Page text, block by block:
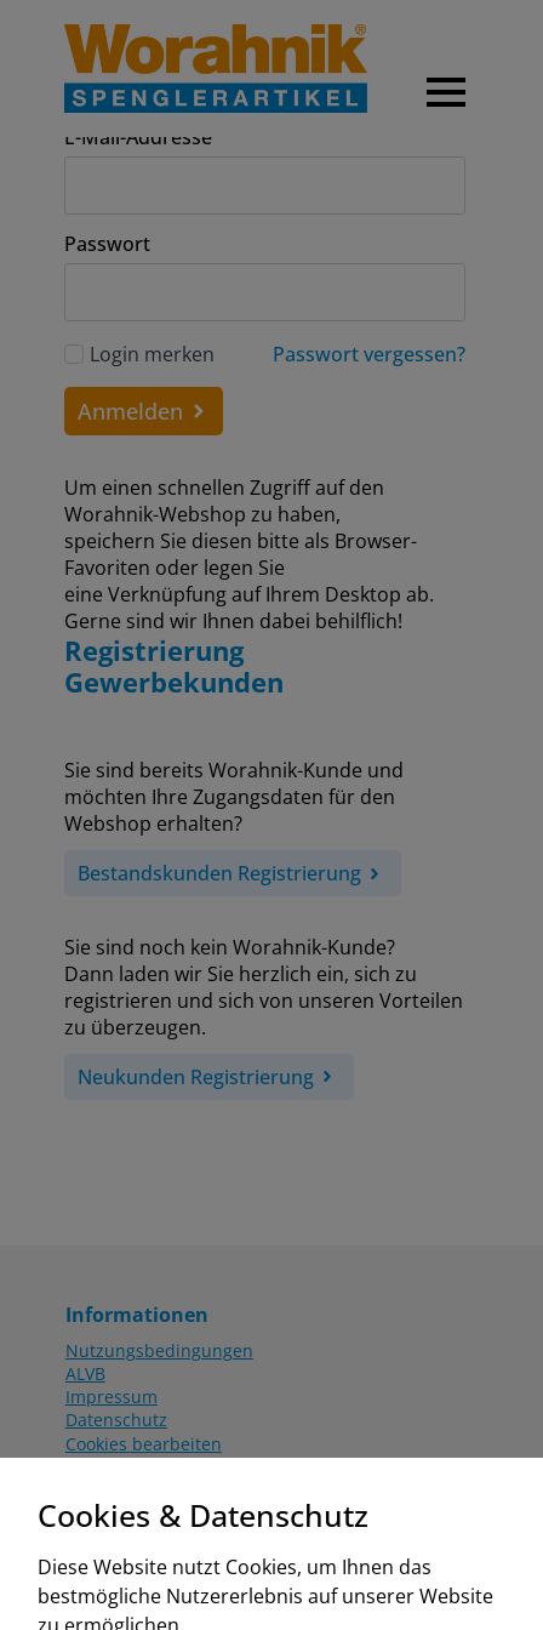
Anmeldung
E-Mail-Addresse
Passwort
Login merken Passwort vergessen?
Anmelden
Um einen schnellen Zugriff auf den
Worahnik-Webshop zu haben,
speichern Sie diesen bitte als Browser-
Favoriten oder legen Sie
eine Verknüpfung auf Ihrem Desktop ab.
Gerne sind wir Ihnen dabei behilflich!
Registrierung
Gewerbekunden
Sie sind bereits Worahnik-Kunde und
möchten Ihre Zugangsdaten für den
Webshop erhalten?
Bestandskunden Registrierung
Sie sind noch kein Worahnik-Kunde?
Dann laden wir Sie herzlich ein, sich zu
registrieren und sich von unseren Vorteilen
zu überzeugen.
Neukunden Registrierung
Informationen
Nutzungsbedingungen
ALVB
Impressum
Datenschutz
Cookies bearbeiten
Aktionsbedingungen
www.worahnik.at
Zentrale Köttlach
Cookies & Datenschutz
Diese Website nutzt Cookies, um Ihnen das
bestmögliche Nutzererlebnis auf unserer Website